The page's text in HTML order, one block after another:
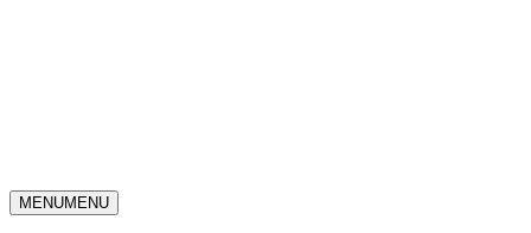
MENUMENU